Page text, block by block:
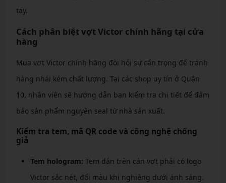
tay.
Cách phân biệt vợt Victor chính hãng tại cửa
hàng
Mua vợt Victor chính hãng đòi hỏi sự cẩn trọng để tránh
hàng nhái kém chất lượng. Tại các shop uy tín ở Quận
10, nhân viên sẽ hướng dẫn bạn kiểm tra chi tiết để đảm
bảo sản phẩm nguyên seal từ nhà sản xuất.
Kiểm tra tem, mã QR code và công nghệ chống
giả
Tem hologram: Tem dán trên cán vợt phải có logo
Victor sắc nét, đổi màu khi nghiêng dưới ánh sáng.